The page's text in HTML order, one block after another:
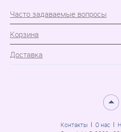
Часто задаваемые вопросы
Корзина
Доставка
Контакты О нас